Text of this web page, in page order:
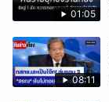
01:05
08:11